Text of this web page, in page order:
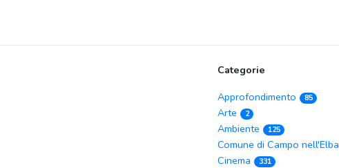
Categorie
Approfondimento
85
Arte 2
Ambiente 125
Comune di Campo nell'Elba
Cinema 331